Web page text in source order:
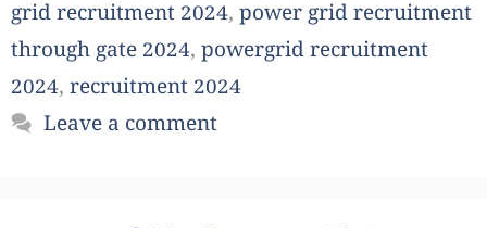
grid recruitment 2024, power grid recruitment
through gate 2024, powergrid recruitment
2024, recruitment 2024
Leave a comment